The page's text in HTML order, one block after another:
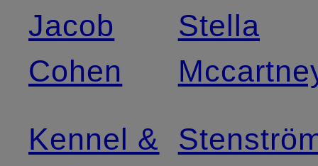
Jacob
Cohen
Kennel &
Stella